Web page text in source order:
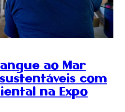
ao Mar
com
na Expo